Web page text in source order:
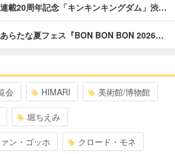
連載20周年記念「キンキンキングダム」渋…
らたな夏フェス『BON BON BON 2026…
会 HIMARI 美術館/博物館
堀ちえみ
ン・ゴッホ クロード・モネ